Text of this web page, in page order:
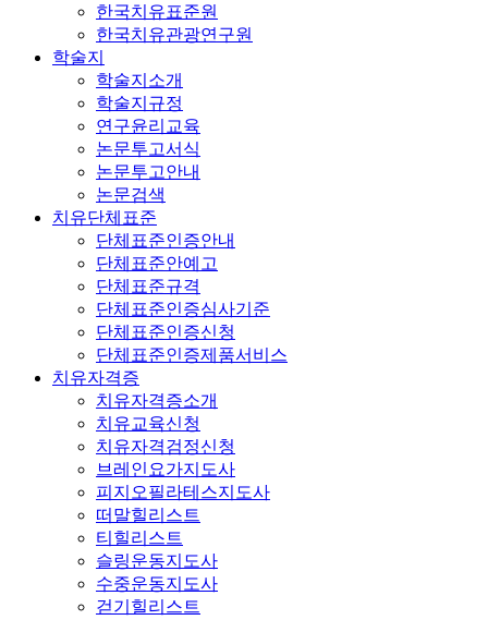
한국치유표준원
한국치유관광연구원
학술지
학술지소개
학술지규정
연구윤리교육
논문투고서식
논문투고안내
논문검색
치유단체표준
단체표준인증안내
단체표준안예고
단체표준규격
단체표준인증심사기준
단체표준인증신청
단체표준인증제품서비스
치유자격증
치유자격증소개
치유교육신청
치유자격검정신청
브레인요가지도사
피지오필라테스지도사
떠말힐리스트
티힐리스트
슬링운동지도사
수중운동지도사
걷기힐리스트